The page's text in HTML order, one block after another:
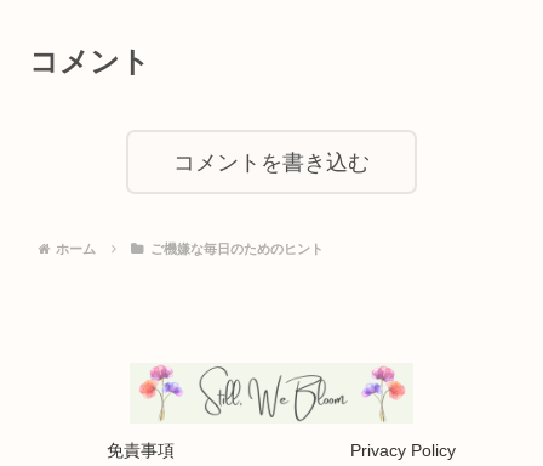
コメント
コメントを書き込む
ホーム ご機嫌な毎日のためのヒント
免責事項
Privacy Policy